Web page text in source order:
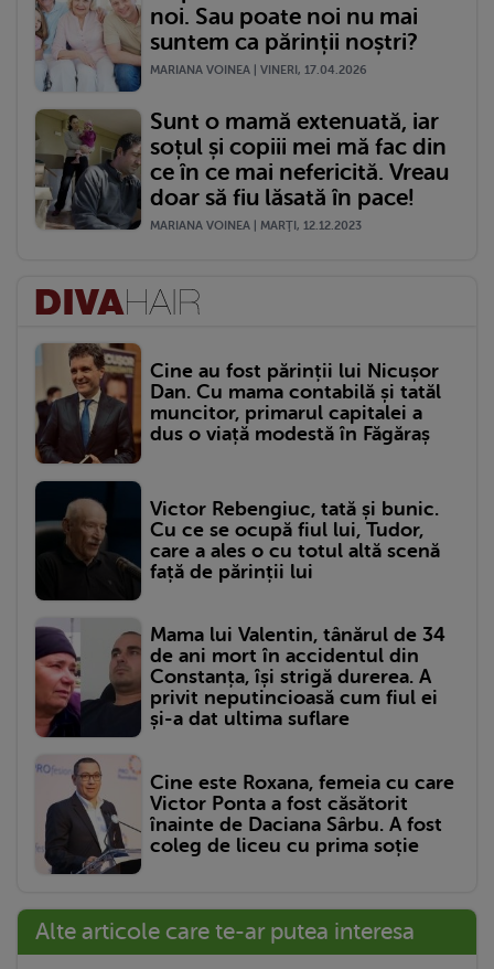
noi. Sau poate noi nu mai
suntem ca părinții noștri?
MARIANA VOINEA | VINERI, 17.04.2026
Sunt o mamă extenuată, iar
soțul și copiii mei mă fac din
ce în ce mai nefericită. Vreau
doar să fiu lăsată în pace!
MARIANA VOINEA | MARŢI, 12.12.2023
Cine au fost părinții lui Nicușor
Dan. Cu mama contabilă și tatăl
muncitor, primarul capitalei a
dus o viață modestă în Făgăraș
Victor Rebengiuc, tată și bunic.
Cu ce se ocupă fiul lui, Tudor,
care a ales o cu totul altă scenă
față de părinții lui
Mama lui Valentin, tânărul de 34
de ani mort în accidentul din
Constanța, își strigă durerea. A
privit neputincioasă cum fiul ei
și-a dat ultima suflare
Cine este Roxana, femeia cu care
Victor Ponta a fost căsătorit
înainte de Daciana Sârbu. A fost
coleg de liceu cu prima soție
Alte articole care te-ar putea interesa